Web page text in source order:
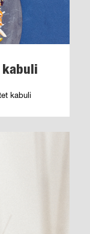
kabuli
kabuli